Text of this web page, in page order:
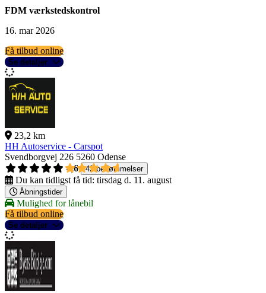
FDM værkstedskontrol
16. mar 2026
Få tilbud online
Se detaljer
23,2 km
HH Autoservice - Carspot
Svendborgvej 226 5260 Odense
4,6
42 bedømmelser
Du kan tidligst få tid: tirsdag d. 11. august
Åbningstider
Mulighed for lånebil
Få tilbud online
Se detaljer